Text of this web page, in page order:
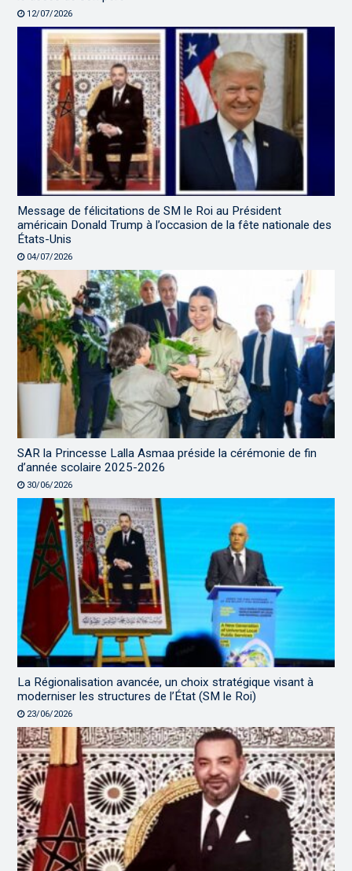
12/07/2026
Message de félicitations de SM le Roi au Président
américain Donald Trump à l’occasion de la fête nationale des
États-Unis
04/07/2026
SAR la Princesse Lalla Asmaa préside la cérémonie de fin
d’année scolaire 2025-2026
30/06/2026
La Régionalisation avancée, un choix stratégique visant à
moderniser les structures de l’État (SM le Roi)
23/06/2026